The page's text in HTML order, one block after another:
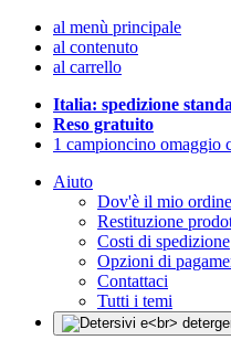
al menù principale
al contenuto
al carrello
Italia: spedizione
Reso gratuito
1 campioncino omaggio
Aiuto
Dov'è il mio
Restituzione
Costi di spedizione
Opzioni di
Contattaci
Tutti i temi